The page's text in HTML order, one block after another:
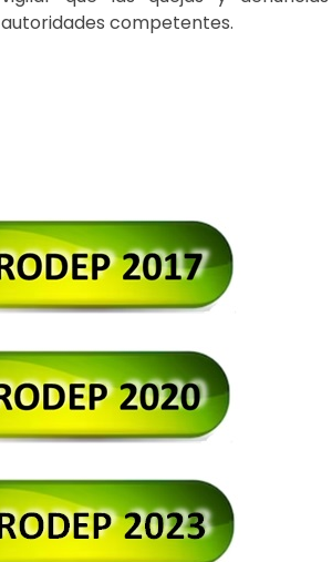
autoridades competentes.